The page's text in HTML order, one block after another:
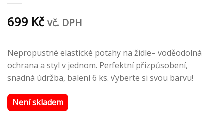
699 Kč vč. DPH
Nepropustné elastické potahy na židle– voděodolná
ochrana a styl v jednom. Perfektní přizpůsobení,
snadná údržba, balení 6 ks. Vyberte si svou barvu!
Není skladem